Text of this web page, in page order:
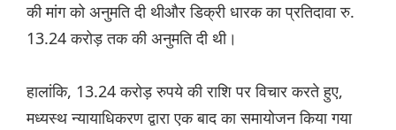
की मांग को अनुमति दी थीऔर डिक्री धारक का प्रतिदावा रु.
13.24 करोड़ तक की अनुमति दी थी।
हालांकि, 13.24 करोड़ रुपये की राशि पर विचार करते हुए,
मध्यस्थ न्यायाधिकरण द्वारा एक बाद का समायोजन किया गया